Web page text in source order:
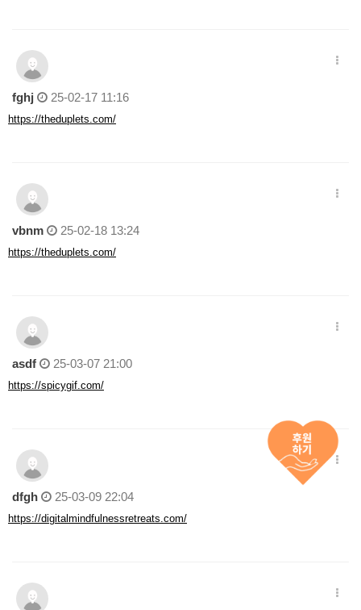
fghj 25-02-17 11:16
https://theduplets.com/
vbnm 25-02-18 13:24
https://theduplets.com/
asdf 25-03-07 21:00
https://spicygif.com/
dfgh 25-03-09 22:04
https://digitalmindfulnessretreats.com/